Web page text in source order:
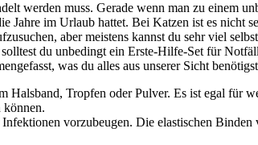
werden muss. Gerade wenn man zu einem
im Urlaub hattet. Bei Katzen ist es nicht
aber meistens kannst du sehr viel
du unbedingt ein Erste-Hilfe-Set für
was du alles aus unserer Sicht
Halsband, Tropfen oder Pulver. Es ist egal für
können.
vorzubeugen. Die elastischen